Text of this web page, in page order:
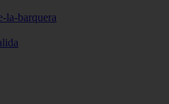
la-barquera